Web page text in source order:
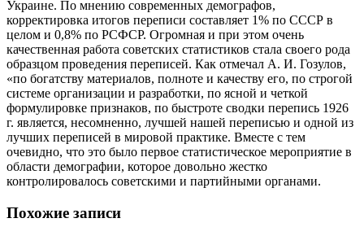
Украине. По мнению современных демографов,
корректировка итогов переписи составляет 1% по СССР в
целом и 0,8% по РСФСР. Огромная и при этом очень
качественная работа советских статистиков стала своего рода
образцом проведения переписей. Как отмечал А. И. Гозулов,
«по богатству материалов, полноте и качеству его, по строгой
системе организации и разработки, по ясной и четкой
формулировке признаков, по быстроте сводки перепись 1926
г. является, несомненно, лучшей нашей переписью и одной из
лучших переписей в мировой практике. Вместе с тем
очевидно, что это было первое статистическое мероприятие в
области демографии, которое довольно жестко
контролировалось советскими и партийными органами.
Похожие записи